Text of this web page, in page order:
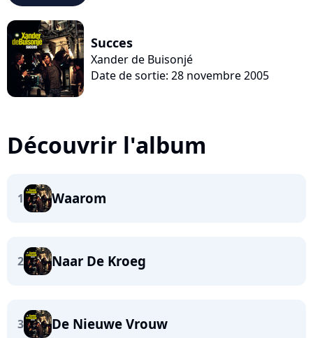
Succes
Xander de Buisonjé
Date de sortie: 28 novembre 2005
Découvrir l'album
1 Waarom
2 Naar De Kroeg
3 De Nieuwe Vrouw